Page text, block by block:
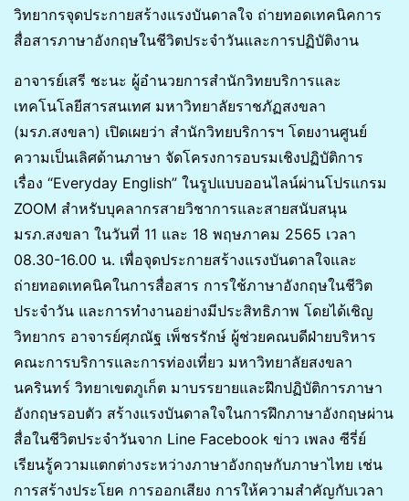
วิทยากรจุดประกายสร้างแรงบันดาลใจ ถ่ายทอดเทคนิคการ
สื่อสารภาษาอังกฤษในชีวิตประจำวันและการปฏิบัติงาน
อาจารย์เสรี ชะนะ ผู้อำนวยการสำนักวิทยบริการและ
เทคโนโลยีสารสนเทศ มหาวิทยาลัยราชภัฏสงขลา
(มรภ.สงขลา) เปิดเผยว่า สำนักวิทยบริการฯ โดยงานศูนย์
ความเป็นเลิศด้านภาษา จัดโครงการอบรมเชิงปฏิบัติการ
เรื่อง “Everyday English” ในรูปแบบออนไลน์ผ่านโปรแกรม
ZOOM สำหรับบุคลากรสายวิชาการและสายสนับสนุน
มรภ.สงขลา ในวันที่ 11 และ 18 พฤษภาคม 2565 เวลา
08.30-16.00 น. เพื่อจุดประกายสร้างแรงบันดาลใจและ
ถ่ายทอดเทคนิคในการสื่อสาร การใช้ภาษาอังกฤษในชีวิต
ประจำวัน และการทำงานอย่างมีประสิทธิภาพ โดยได้เชิญ
วิทยากร อาจารย์ศุภณัฐ เพ็ชรรักษ์ ผู้ช่วยคณบดีฝ่ายบริหาร
คณะการบริการและการท่องเที่ยว มหาวิทยาลัยสงขลา
นครินทร์ วิทยาเขตภูเก็ต มาบรรยายและฝึกปฏิบัติการภาษา
อังกฤษรอบตัว สร้างแรงบันดาลใจในการฝึกภาษาอังกฤษผ่าน
สื่อในชีวิตประจำวันจาก Line Facebook ข่าว เพลง ซีรี่ย์
เรียนรู้ความแตกต่างระหว่างภาษาอังกฤษกับภาษาไทย เช่น
การสร้างประโยค การออกเสียง การให้ความสำคัญกับเวลา